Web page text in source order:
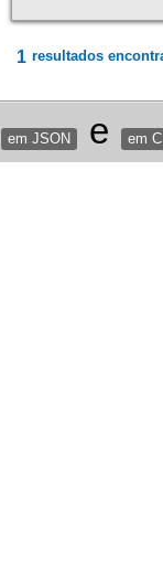
1 resultados
em JSON e em